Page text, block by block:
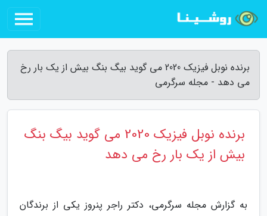
برنده نوبل فیزیک 2020 می گوید بیگ بنگ بیش از یک بار رخ
می دهد - مجله سرگرمی
برنده نوبل فیزیک 2020 می گوید بیگ بنگ
بیش از یک بار رخ می دهد
به گزارش مجله سرگرمی، دکتر راجر پنروز یکی از برندگان